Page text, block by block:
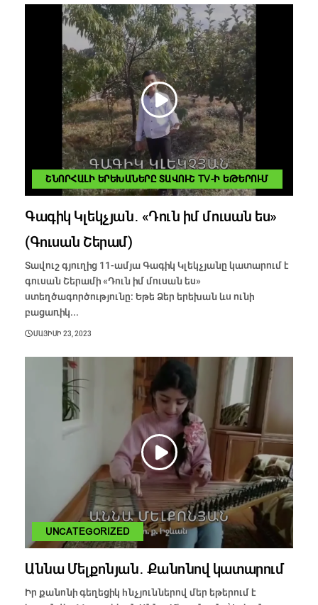
ՇՆՈՐՀԱԼԻ ԵՐԵԽԱՆԵՐԸ ՏԱՎՈՒՇ TV-Ի ԵԹԵՐՈՒՄ
Գագիկ Կլեկչյան․ «Դուն իմ մուսան ես»
(Գուսան Շերամ)
Տավուշ գյուղից 11-ամյա Գագիկ Կլեկչյանը կատարում է
գուսան Շերամի «Դուն իմ մուսան ես»
ստեղծագործությունը։ Եթե Ձեր երեխան ևս ունի
բացառիկ...
ՄԱՅԻՍԻ 23, 2023
UNCATEGORIZED
Աննա Մելքոնյան․ Քանոնով կատարում
Իր քանոնի գեղեցիկ հնչյուններով մեր եթերում է